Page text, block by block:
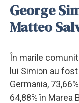
George
Matteo
În marile
lui Simion au fost
Germania,
64,88% în Marea